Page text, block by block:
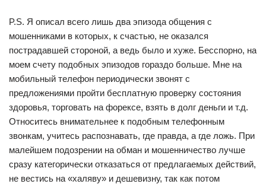
P.S. Я описал всего лишь два эпизода общения с
мошенниками в которых, к счастью, не оказался
пострадавшей стороной, а ведь было и хуже. Бесспорно, на
моем счету подобных эпизодов гораздо больше. Мне на
мобильный телефон периодически звонят с
предложениями пройти бесплатную проверку состояния
здоровья, торговать на форексе, взять в долг деньги и т.д.
Относитесь внимательнее к подобным телефонным
звонкам, учитесь распознавать, где правда, а где ложь. При
малейшем подозрении на обман и мошенничество лучше
сразу категорически отказаться от предлагаемых действий,
не вестись на «халяву» и дешевизну, так как потом